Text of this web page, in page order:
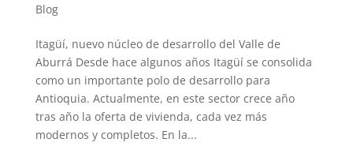
Blog
Itagüí, nuevo núcleo de desarrollo del Valle de
Aburrá Desde hace algunos años Itagüí se consolida
como un importante polo de desarrollo para
Antioquia. Actualmente, en este sector crece año
tras año la oferta de vivienda, cada vez más
modernos y completos. En la...